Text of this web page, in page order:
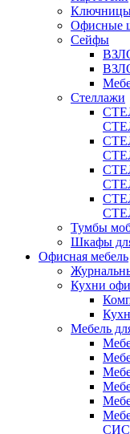
Офисные
Сейфы
Стеллажи
Тумбы
Шкафы
Офисная мебель
Кухни
Мебель